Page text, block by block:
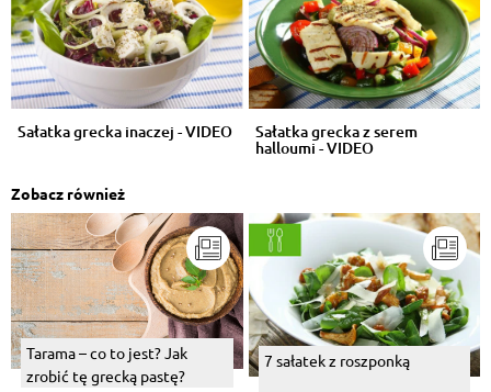
Sałatka grecka inaczej - VIDEO Sałatka grecka z serem
halloumi - VIDEO
Zobacz również
Tarama – co to jest? Jak
zrobić tę grecką pastę?
7 sałatek z roszponką